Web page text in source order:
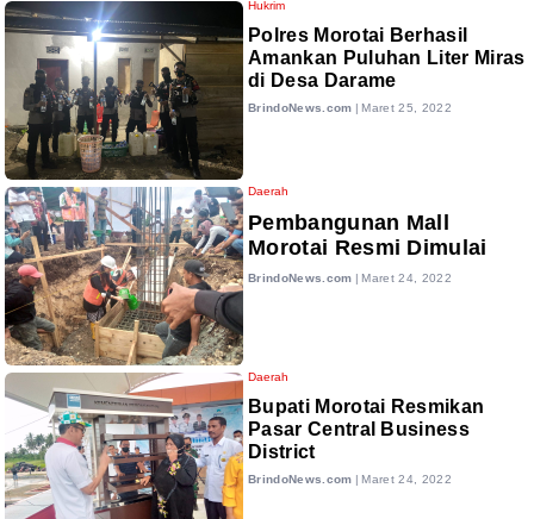
Hukrim
Polres Morotai Berhasil
Amankan Puluhan Liter Miras
di Desa Darame
BrindoNews.com | Maret 25, 2022
Daerah
Pembangunan Mall
Morotai Resmi Dimulai
BrindoNews.com | Maret 24, 2022
Daerah
Bupati Morotai Resmikan
Pasar Central Business
District
BrindoNews.com | Maret 24, 2022